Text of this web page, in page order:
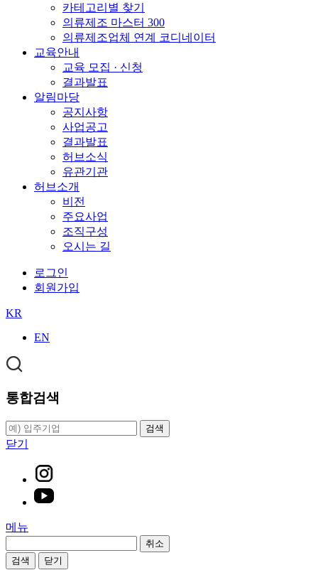
카테고리별 찾기
의류제조 마스터 300
의류제조업체 연계 코디네이터
교육안내
교육 모집 · 신청
결과발표
알림마당
공지사항
사업공고
결과발표
허브소식
유관기관
허브소개
비전
주요사업
조직구성
오시는 길
로그인
회원가입
KR
EN
통합검색
검색
닫기
메뉴
취소
검색
닫기